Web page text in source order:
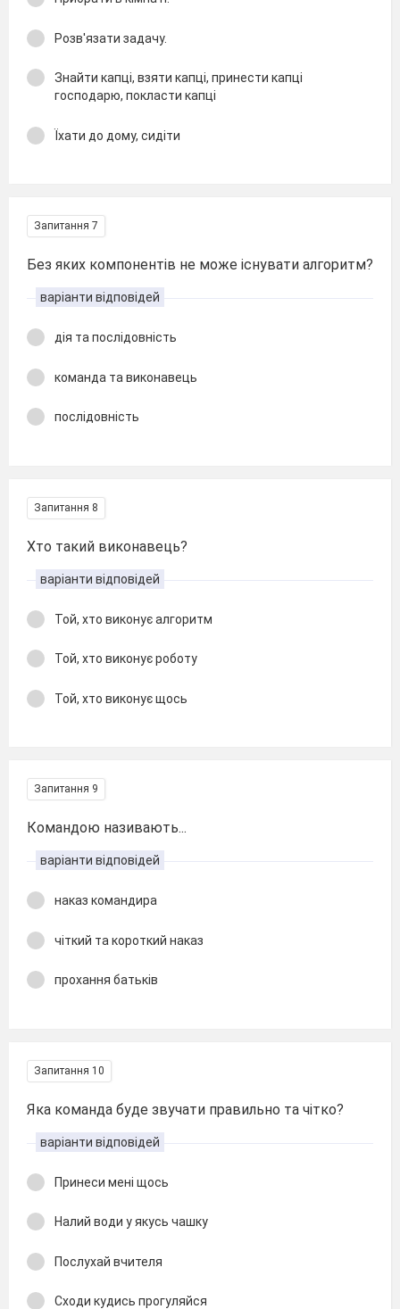
Розв'язати задачу.
Знайти капці, взяти капці, принести капці
господарю, покласти капці
Їхати до дому, сидіти
Запитання 7
Без яких компонентів не може існувати алгоритм?
варіанти відповідей
дія та послідовність
команда та виконавець
послідовність
Запитання 8
Хто такий виконавець?
варіанти відповідей
Той, хто виконує алгоритм
Той, хто виконує роботу
Той, хто виконує щось
Запитання 9
Командою називають...
варіанти відповідей
наказ командира
чіткий та короткий наказ
прохання батьків
Запитання 10
Яка команда буде звучати правильно та чітко?
варіанти відповідей
Принеси мені щось
Налий води у якусь чашку
Послухай вчителя
Сходи кудись прогуляйся